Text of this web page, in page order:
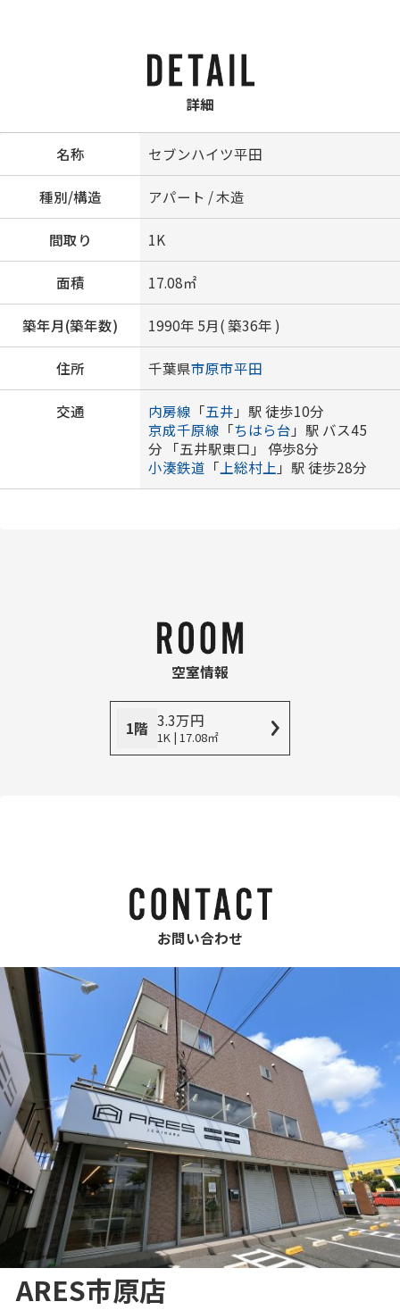
詳細
名称 セブンハイツ平田
種別/構造 アパート / 木造
間取り 1K
面積 17.08㎡
築年月(築年数) 1990年 5月( 築36年 )
住所 千葉県市原市平田
交通 内房線 「五井 」駅 徒歩10分
京成千原線 「ちはら台 」駅 バス45
分 「五井駅東口」 停歩8分
小湊鉄道 「 上総村上 」駅 徒歩28分
空室情報
1階 3.3万円
1K | 17.08㎡
お問い合わせ
ARES市原店